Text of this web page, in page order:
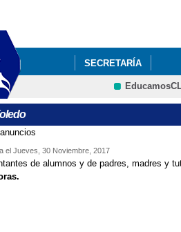
SECRETARÍA
aquí
el Jueves, 30 Noviembre, 2017
de alumnos y de padres, madres y